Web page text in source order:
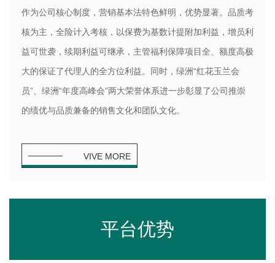
作为公司核心制度，营销基本法特色鲜明，优势显著。品质考
核为主，全险计入考核，以保费为基数计提附加利益，增员利
益可世袭，续期利益可继承，主管福利保障项目全、额度高极
大的保证了代理人的全方位利益。同时，绿洲“红花玉兰会
员”、绿洲“年度高峰会”两大荣誉体系进一步彰显了公司推崇
的绩优与品质兼备的销售文化和团队文化。
VIVE MORE
平台优势